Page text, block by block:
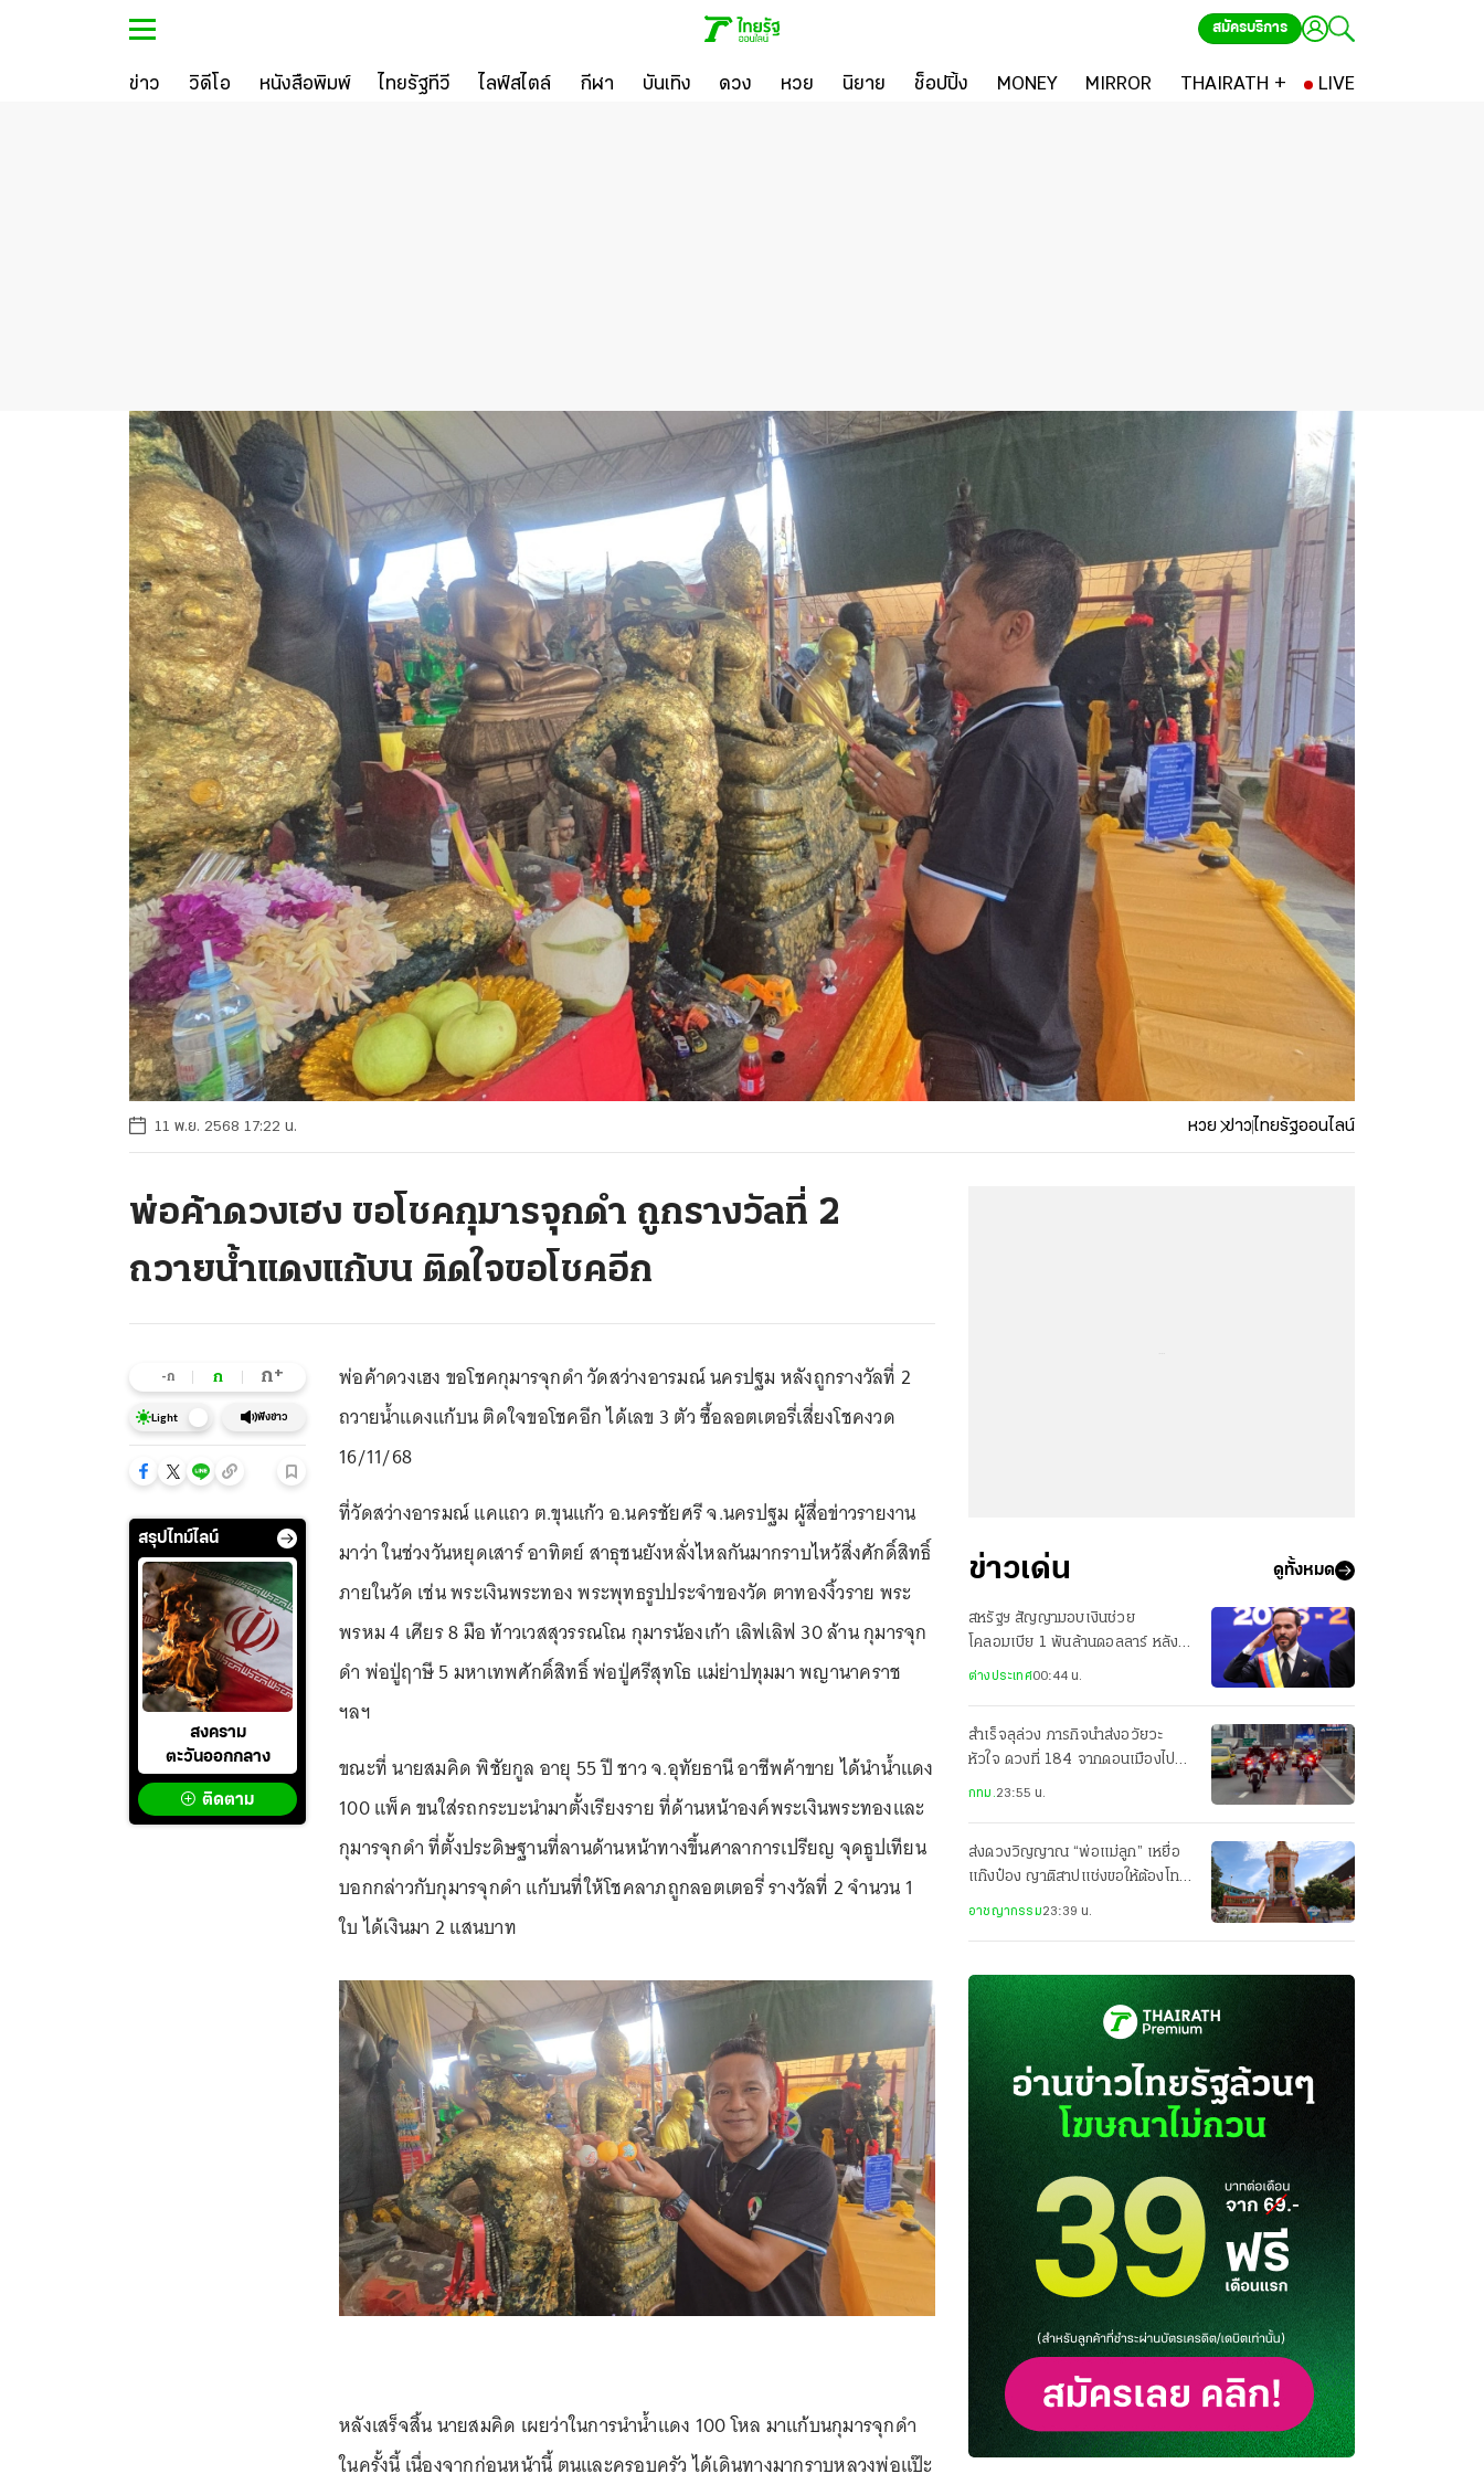
สมัครบริการ
ข่าว วิดีโอ หนังสือพิมพ์ ไทยรัฐทีวี ไลฟ์สไตล์ กีฬา บันเทิง ดวง หวย นิยาย ช็อปปิ้ง MONEY MIRROR THAIRATH + LIVE
11 พ.ย. 2568 17:22 น. หวย ข่าวไทยรัฐออนไลน์
พ่อค้าดวงเฮง ขอโชคกุมารจุกดำ ถูกรางวัลที่ 2
ถวายน้ำแดงแก้บน ติดใจขอโชคอีก
-ก ก ก+
Light ฟังข่าว
สรุปไทม์ไลน์
สงคราม
ตะวันออกกลาง
ติดตาม
พ่อค้าดวงเฮง ขอโชคกุมารจุกดำ วัดสว่างอารมณ์ นครปฐม หลังถูกรางวัลที่ 2
ถวายน้ำแดงแก้บน ติดใจขอโชคอีก ได้เลข 3 ตัว ซื้อลอตเตอรี่เสี่ยงโชคงวด
16/11/68
ที่วัดสว่างอารมณ์ แคแถว ต.ขุนแก้ว อ.นครชัยศรี จ.นครปฐม ผู้สื่อข่าวรายงาน
มาว่า ในช่วงวันหยุดเสาร์ อาทิตย์ สาธุชนยังหลั่งไหลกันมากราบไหว้สิ่งศักดิ์สิทธิ์
ภายในวัด เช่น พระเงินพระทอง พระพุทธรูปประจำของวัด ตาทองงิ้วราย พระ
พรหม 4 เศียร 8 มือ ท้าวเวสสุวรรณโณ กุมารน้องเก้า เลิฟเลิฟ 30 ล้าน กุมารจุก
ดำ พ่อปู่ฤาษี 5 มหาเทพศักดิ์สิทธิ์ พ่อปู่ศรีสุทโธ แม่ย่าปทุมมา พญานาคราช
ฯลฯ
ขณะที่ นายสมคิด พิชัยกูล อายุ 55 ปี ชาว จ.อุทัยธานี อาชีพค้าขาย ได้นำน้ำแดง
100 แพ็ค ขนใส่รถกระบะนำมาตั้งเรียงราย ที่ด้านหน้าองค์พระเงินพระทองและ
กุมารจุกดำ ที่ตั้งประดิษฐานที่ลานด้านหน้าทางขึ้นศาลาการเปรียญ จุดธูปเทียน
บอกกล่าวกับกุมารจุกดำ แก้บนที่ให้โชคลาภถูกลอตเตอรี่ รางวัลที่ 2 จำนวน 1
ใบ ได้เงินมา 2 แสนบาท
หลังเสร็จสิ้น นายสมคิด เผยว่าในการนำน้ำแดง 100 โหล มาแก้บนกุมารจุกดำ
ในครั้งนี้ เนื่องจากก่อนหน้านี้ ตนและครอบครัว ได้เดินทางมากราบหลวงพ่อแป๊ะ
ข่าวเด่น ดูทั้งหมด
สหรัฐฯ สัญญามอบเงินช่วย
โคลอมเบีย 1 พันล้านดอลลาร์ หลัง
ปธน.สาบานตน
ต่างประเทศ00:44 น.
สำเร็จลุล่วง ภารกิจนำส่งอวัยวะ
หัวใจ ดวงที่ 184 จากดอนเมืองไป
รพ.ศิริราช เพียง 22 นาที
กทม.23:55 น.
ส่งดวงวิญญาณ “พ่อแม่ลูก” เหยื่อ
แก๊งป๋อง ญาติสาปแช่งขอให้ต้องโทษ
อาชญากรรม23:39 น.